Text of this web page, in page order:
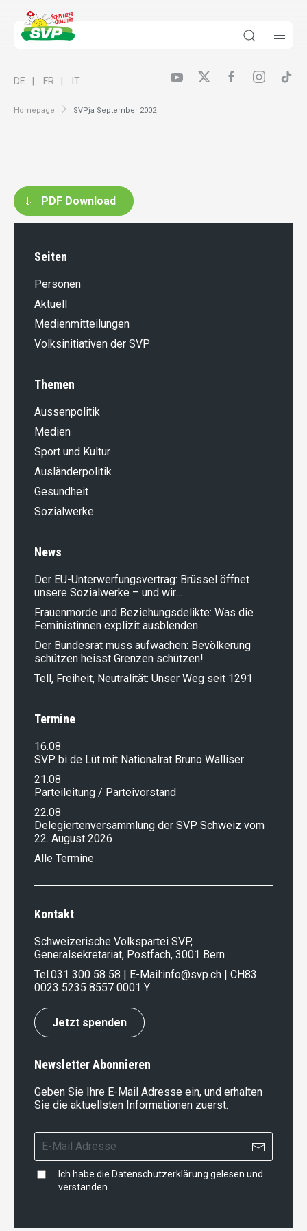
Homepage SVPja September 2002
DE FR IT
PDF Download
Seiten
Personen
Aktuell
Medienmitteilungen
Volksinitiativen der SVP
Themen
Aussenpolitik
Medien
Sport und Kultur
Ausländer­politik
Gesundheit
Sozialwerke
News
Der EU-Unterwerfungsvertrag: Brüssel öffnet
unsere Sozialwerke – und wir…
Frauenmorde und Beziehungsdelikte: Was die
Feministinnen explizit ausblenden
Der Bundesrat muss aufwachen: Bevölkerung
schützen heisst Grenzen schützen!
Tell, Freiheit, Neutralität: Unser Weg seit 1291
Termine
16.08
SVP bi de Lüt mit Nationalrat Bruno Walliser
21.08
Parteileitung / Parteivorstand
22.08
Delegiertenversammlung der SVP Schweiz vom
22. August 2026
Alle Termine
Kontakt
Schweizerische Volkspartei SVP,
Generalsekretariat, Postfach, 3001 Bern
Tel.031 300 58 58 | E-Mail:info@svp.ch | CH83
0023 5235 8557 0001 Y
Jetzt spenden
Newsletter Abonnieren
Geben Sie Ihre E-Mail Adresse ein, und erhalten
Sie die aktuellsten Informationen zuerst.
Ich habe die Datenschutzerklärung gelesen und
verstanden.